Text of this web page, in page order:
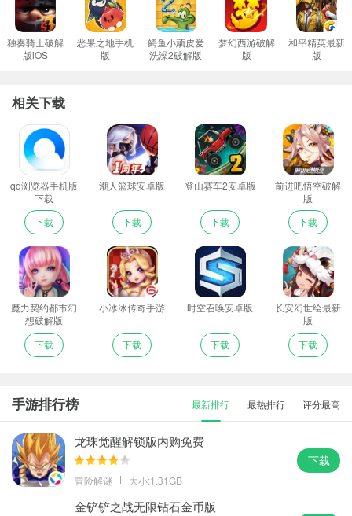
独奏骑士破解
版iOS
恶果之地手机
版
鳄鱼小顽皮爱
洗澡2破解版
梦幻西游破解
版
和平精英最新
版
相关下载
qq浏览器手机版
下载
下载
潮人篮球安卓版
下载
登山赛车2安卓版
下载
前进吧悟空破解
版
下载
魔力契约都市幻
想破解版
下载
小冰冰传奇手游
下载
时空召唤安卓版
下载
长安幻世绘最新
版
下载
手游排行榜 最新排行 最热排行 评分最高
龙珠觉醒解锁版内购免费
冒险解谜 大小:1.31GB
下载
金铲铲之战无限钻石金币版